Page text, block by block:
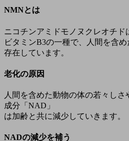
NMNとは
ニコチンアミドモノヌクレオチド
ビタミンB3の一種で、人間を含
存在しています。
老化の原因
人間を含めた動物の体の若々し
成分「NAD」
は加齢と共に減少していきます。
NADの減少を補う